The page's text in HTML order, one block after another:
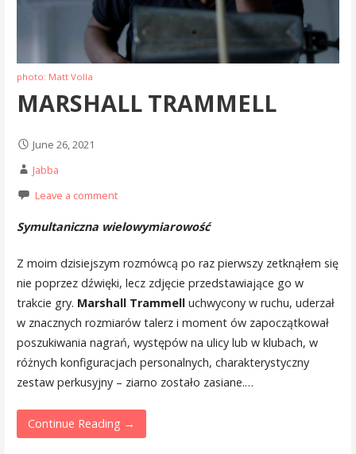
photo: Matt Volla
MARSHALL TRAMMELL
June 26, 2021
Jabba
Leave a comment
Symultaniczna wielowymiarowość
Z moim dzisiejszym rozmówcą po raz pierwszy zetknąłem się
nie poprzez dźwięki, lecz zdjęcie przedstawiające go w
trakcie gry. Marshall Trammelluchwycony w ruchu, uderzał
w znacznych rozmiarów talerz i moment ów zapoczątkował
poszukiwania nagrań, występów na ulicy lub w klubach, w
różnych konfiguracjach personalnych, charakterystyczny
zestaw perkusyjny – ziarno zostało zasiane.…
Continue Reading →